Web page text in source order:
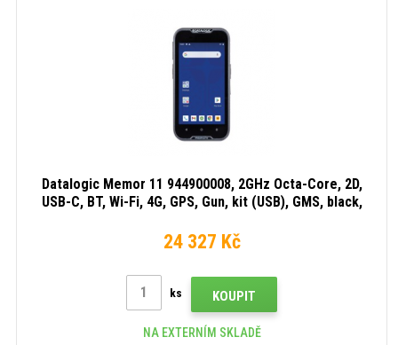
Datalogic Memor 11 944900008, 2GHz Octa-Core, 2D,
USB-C, BT, Wi-Fi, 4G, GPS, Gun, kit (USB), GMS, black,
24 327 Kč
ks KOUPIT
NA EXTERNÍM SKLADĚ